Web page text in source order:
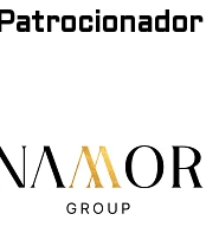
Patrocionador